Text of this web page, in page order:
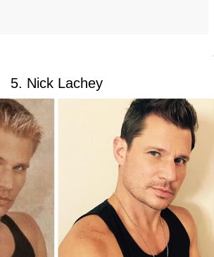
5. Nick Lachey